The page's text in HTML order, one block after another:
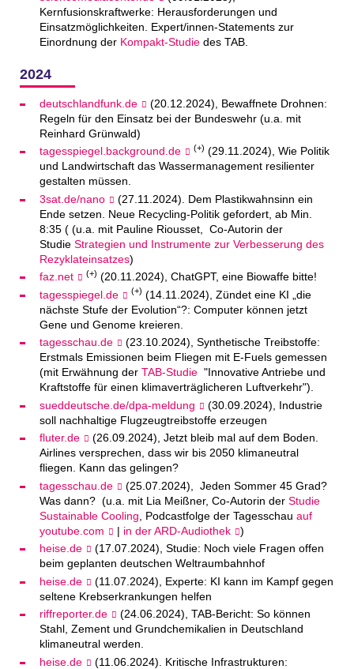
Kernfusionskraftwerke: Herausforderungen und
Einsatzmöglichkeiten. Expert/innen-Statements zur
Einordnung der Kompakt-Studiedes TAB.
2024
deutschlandfunk.de
(20.12.2024), Bewaffnete Drohnen:
Regeln für den Einsatz bei der Bundeswehr (u.a. mit
Reinhard Grünwald)
tagesspiegel.background.de
(+) (29.11.2024), Wie Politik
und Landwirtschaft das Wassermanagement resilienter
gestalten müssen.
3sat.de/nano
(27.11.2024). Dem Plastikwahnsinn ein
Ende setzen. Neue Recycling-Politik gefordert, ab Min.
8:35 ( (u.a. mit Pauline Riousset, Co-Autorin der
Studie Strategien und Instrumente zur Verbesserung des
Rezyklateinsatzes)
faz.net
(+) (20.11.2024), ChatGPT, eine Biowaffe bitte!
tagesspiegel.de
(+) (14.11.2024), Zündet eine KI „die
nächste Stufe der Evolution“?: Computer können jetzt
Gene und Genome kreieren.
tagesschau.de
(23.10.2024), Synthetische Treibstoffe:
Erstmals Emissionen beim Fliegen mit E-Fuels gemessen
(mit Erwähnung der TAB-Studie "Innovative Antriebe und
Kraftstoffe für einen klimaverträglicheren Luftverkehr").
sueddeutsche.de/dpa-meldung
(30.09.2024), Industrie
soll nachhaltige Flugzeugtreibstoffe erzeugen
fluter.de
(26.09.2024), Jetzt bleib mal auf dem Boden.
Airlines versprechen, dass wir bis 2050 klimaneutral
fliegen. Kann das gelingen?
tagesschau.de
(25.07.2024), Jeden Sommer 45 Grad?
Was dann? (u.a. mit Lia Meißner, Co-Autorin der Studie
Sustainable Cooling , Podcastfolge der Tagesschau auf
youtube.com
| in der ARD-Audiothek
)
heise.de
(17.07.2024), Studie: Noch viele Fragen offen
beim geplanten deutschen Weltraumbahnhof
heise.de
(11.07.2024), Experte: KI kann im Kampf gegen
seltene Krebserkrankungen helfen
riffreporter.de
(24.06.2024), TAB-Bericht: So können
Stahl, Zement und Grundchemikalien in Deutschland
klimaneutral werden.
heise.de
(11.06.2024). Kritische Infrastrukturen: